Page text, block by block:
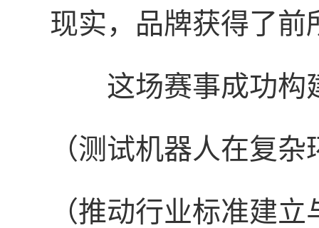
现实，品牌获得了
这场赛事成功构
（测试机器人在复
（推动行业标准建